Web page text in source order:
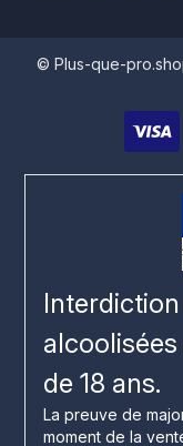
© Plus-que-
de 18 ans.
La preuve de
moment de la